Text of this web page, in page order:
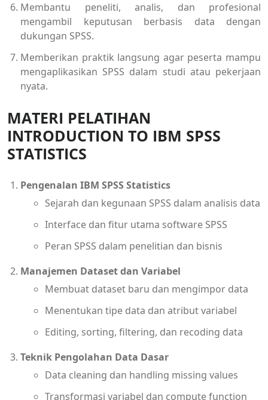
Membantu peneliti, analis, dan profesional
mengambil keputusan berbasis data dengan
dukungan SPSS.
Memberikan praktik langsung agar peserta mampu
mengaplikasikan SPSS dalam studi atau pekerjaan
nyata.
MATERI PELATIHAN
INTRODUCTION TO IBM SPSS
STATISTICS
Pengenalan IBM SPSS Statistics
Sejarah dan kegunaan SPSS dalam analisis data
Interface dan fitur utama software SPSS
Peran SPSS dalam penelitian dan bisnis
Manajemen Dataset dan Variabel
Membuat dataset baru dan mengimpor data
Menentukan tipe data dan atribut variabel
Editing, sorting, filtering, dan recoding data
Teknik Pengolahan Data Dasar
Data cleaning dan handling missing values
Transformasi variabel dan compute function